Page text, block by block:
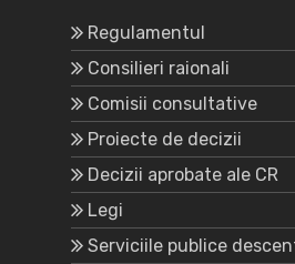
Regulamentul
Consilieri raionali
Comisii consultative
Proiecte de decizii
Decizii aprobate ale CR
Legi
Serviciile publice